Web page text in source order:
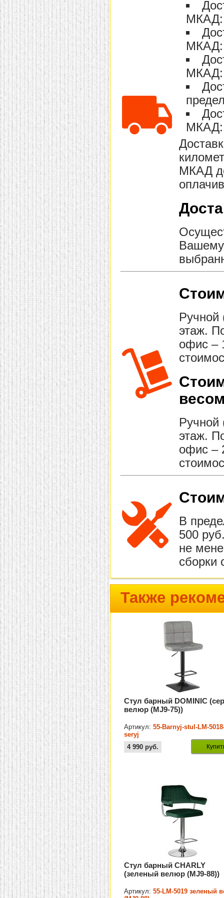
домашнем использовании.
Эта мебель имеет
некоторые преимущества
перед той же стенкой для
гостиной, к примеру,
поскольку она более
легкая и не загромождает
пространство. В спальне
этот предмет можно
поставить у изголовья
кровати, чтобы заполнить
пустующее там
место. Также стеллажи
очень часто используют в
качестве разграничителей
комнаты, например, на
рабочую зону и
пространство для отдыха.
Особенно это актуально
для однокомнатных
квартир.
МКАД:
МКАД:
МКАД:
МКАД:
МКАД
Вашему
Ручной
этаж.
офис –
Ручной
этаж.
офис –
В
500
не
сборки
Также
Стул барный DOMINIC
велюр (MJ9-75))
Артикул:55-Barnyj-stul-LM-
seryj
4 990 руб.
Стул барный CHARLY
(зеленый велюр (MJ9-88))
Артикул:55-LM-5019 зеленый